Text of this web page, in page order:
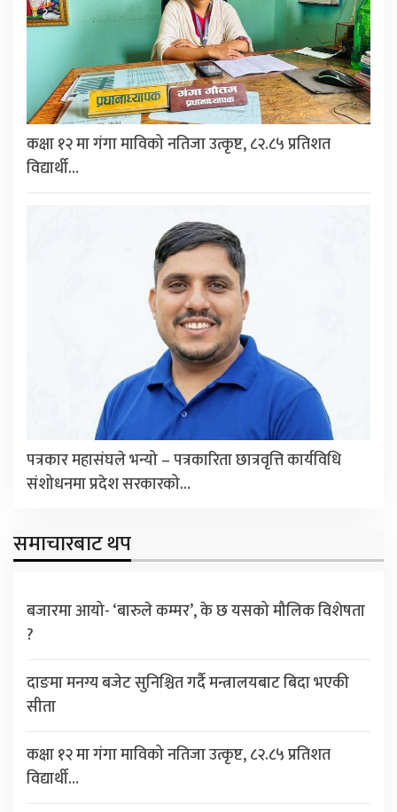
कक्षा १२ मा गंगा माविको नतिजा उत्कृष्ट, ८२.८५ प्रतिशत
विद्यार्थी…
पत्रकार महासंघले भन्यो – पत्रकारिता छात्रवृत्ति कार्यविधि
संशोधनमा प्रदेश सरकारको…
समाचारबाट थप
बजारमा आयो- ‘बारुले कम्मर’, के छ यसको मौलिक विशेषता
?
दाङमा मनग्य बजेट सुनिश्चित गर्दै मन्त्रालयबाट बिदा भएकी
सीता
कक्षा १२ मा गंगा माविको नतिजा उत्कृष्ट, ८२.८५ प्रतिशत
विद्यार्थी…